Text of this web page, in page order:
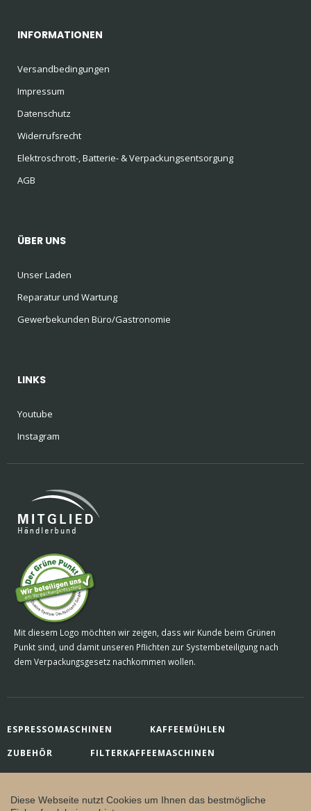
INFORMATIONEN
Versandbedingungen
Impressum
Datenschutz
Widerrufsrecht
Elektroschrott-, Batterie- & Verpackungsentsorgung
AGB
ÜBER UNS
Unser Laden
Reparatur und Wartung
Gewerbekunden Büro/Gastronomie
LINKS
Youtube
Instagram
Mit diesem Logo möchten wir zeigen, dass wir Kunde beim Grünen
Punkt sind, und damit unseren Pflichten zur Systembeteiligung nach
dem Verpackungsgesetz nachkommen wollen.
ESPRESSOMASCHINEN
KAFFEEMÜHLEN
ZUBEHÖR
FILTERKAFFEEMASCHINEN
KAFFEE
Made with bybuero 72-1
Diese Webseite nutzt Cookies um Ihnen das bestmögliche